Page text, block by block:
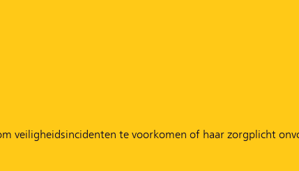
veiligheidsincidenten te voorkomen of haar zorgplicht